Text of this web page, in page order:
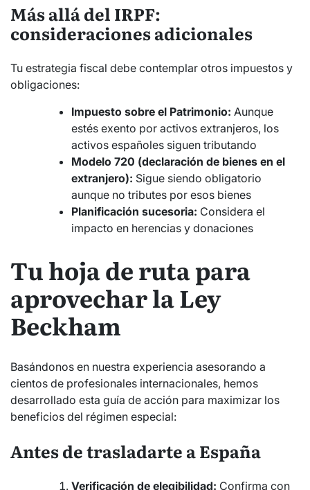
Más allá del IRPF:
consideraciones adicionales
Tu estrategia fiscal debe contemplar otros impuestos y
obligaciones:
Impuesto sobre el Patrimonio: Aunque
estés exento por activos extranjeros, los
activos españoles siguen tributando
Modelo 720 (declaración de bienes en el
extranjero): Sigue siendo obligatorio
aunque no tributes por esos bienes
Planificación sucesoria: Considera el
impacto en herencias y donaciones
Tu hoja de ruta para
aprovechar la Ley
Beckham
Basándonos en nuestra experiencia asesorando a
cientos de profesionales internacionales, hemos
desarrollado esta guía de acción para maximizar los
beneficios del régimen especial:
Antes de trasladarte a España
Verificación de elegibilidad: Confirma con